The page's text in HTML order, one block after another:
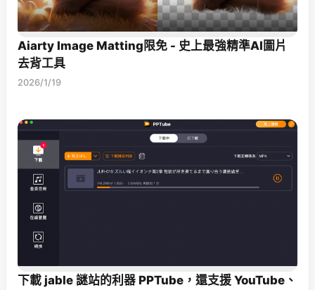
Aiarty Image Matting限免 - 史上最強精準AI圖片
去背工具
2026/1/19
下載 jable 謎站的利器 PPTube，還支援 YouTube、